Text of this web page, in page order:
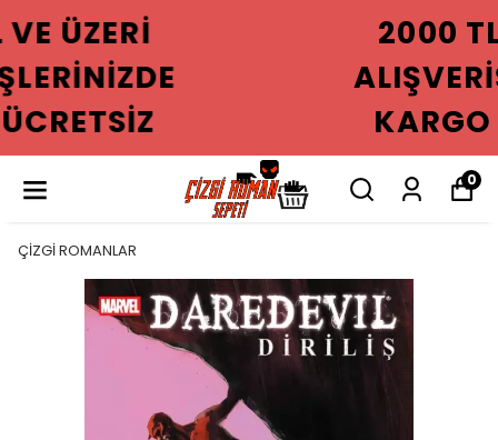
2000 TL VE ÜZERI
ALIŞVERIŞLERINIZDE
KARGO ÜCRETSIZ
0
ÇİZGİ ROMANLAR